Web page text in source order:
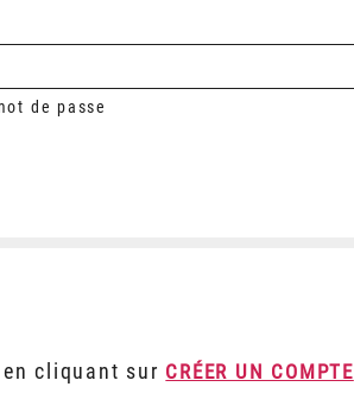
de passe
cliquant sur CRÉER UN COMPTE